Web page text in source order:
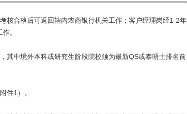
合格后可返回辖内农商银行机关工作；客户经理岗经1-2年
。
中境外本科或研究生阶段院校须为最新QS或泰晤士排名前
件1）。